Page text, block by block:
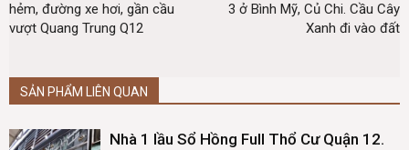
hẻm, đường xe hơi, gần cầu
vượt Quang Trung Q12
3 ở Bình Mỹ, Củ Chi. Cầu Cây
Xanh đi vào đất
SẢN PHẨM LIÊN QUAN
Nhà 1 lầu Sổ Hồng Full Thổ Cư Quận 12.